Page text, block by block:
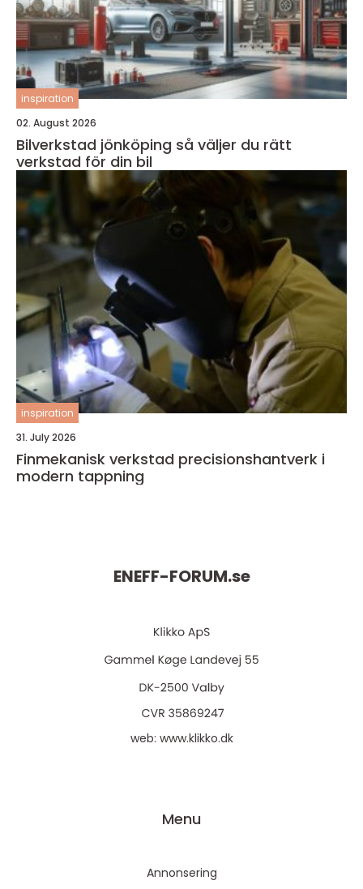
inspiration
02. August 2026
Bilverkstad jönköping så väljer du rätt
verkstad för din bil
inspiration
31. July 2026
Finmekanisk verkstad precisionshantverk i
modern tappning
ENEFF-FORUM.se
web: www.klikko.dk
Menu
Annonsering